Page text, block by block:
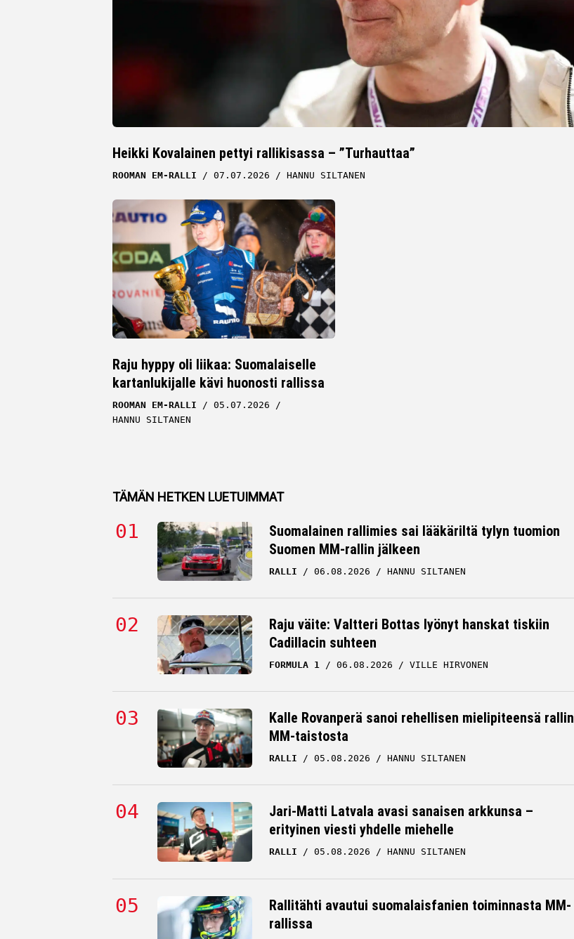
Heikki Kovalainen pettyi rallikisassa – ”Turhauttaa”
ROOMAN EM-RALLI 07.07.2026 HANNU SILTANEN
Raju hyppy oli liikaa: Suomalaiselle
kartanlukijalle kävi huonosti rallissa
ROOMAN EM-RALLI
05.07.2026
HANNU SILTANEN
TÄMÄN HETKEN LUETUIMMAT
Suomalainen rallimies sai lääkäriltä tylyn tuomion
Suomen MM-rallin jälkeen
RALLI 06.08.2026 HANNU SILTANEN
Raju väite: Valtteri Bottas lyönyt hanskat tiskiin
Cadillacin suhteen
FORMULA 1 06.08.2026 VILLE HIRVONEN
Kalle Rovanperä sanoi rehellisen mielipiteensä rallin
MM-taistosta
RALLI 05.08.2026 HANNU SILTANEN
Jari-Matti Latvala avasi sanaisen arkkunsa –
erityinen viesti yhdelle miehelle
RALLI 05.08.2026 HANNU SILTANEN
Rallitähti avautui suomalaisfanien toiminnasta MM-
rallissa